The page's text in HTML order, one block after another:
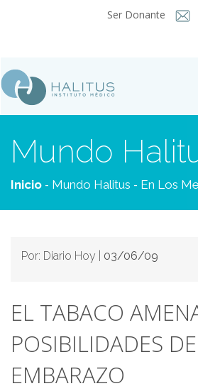
Ser Donante
Mundo
Inicio - Mundo Halitus - En Los
Por: Diario Hoy | 03/06/09
EL TABACO
POSIBILIDADES DE
EMBARAZO